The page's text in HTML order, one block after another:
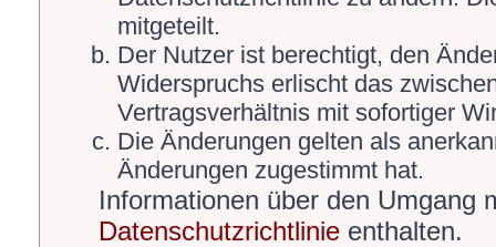
mitgeteilt.
Der Nutzer ist berechtigt, den
Widerspruchs erlischt das
Vertragsverhältnis mit sofortiger
Die Änderungen gelten als
Änderungen zugestimmt hat.
Informationen über den Umgang
Datenschutzrichtlinie enthalten.